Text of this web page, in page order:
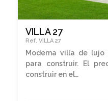
VILLA 27
Ref. VILLA 27
Moderna villa de lujo
para construir. El
construir en el…